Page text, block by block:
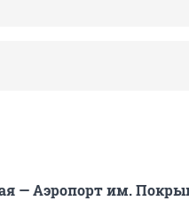
— Аэропорт им.